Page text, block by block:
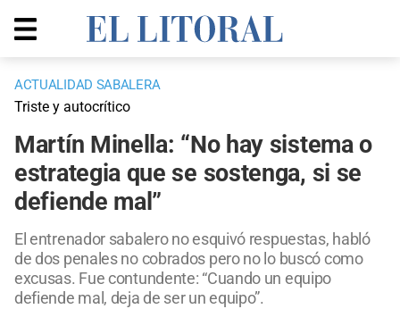
ACTUALIDAD SABALERA
Triste y autocrítico
Martín Minella: “No hay sistema o
estrategia que se sostenga, si se
defiende mal”
El entrenador sabalero no esquivó respuestas, habló
de dos penales no cobrados pero no lo buscó como
excusas. Fue contundente: “Cuando un equipo
defiende mal, deja de ser un equipo”.